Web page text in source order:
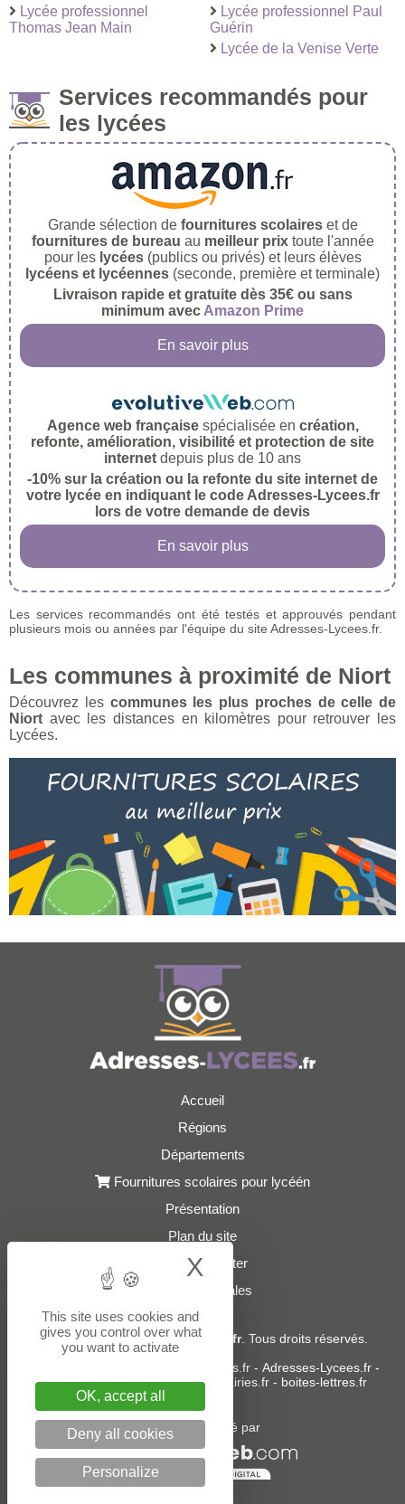
Lycée professionnel
Thomas Jean Main
Lycée professionnel Paul
Guérin
Lycée de la Venise Verte
Services recommandés pour
les lycées
Grande sélection de fournitures scolaireset de
fournitures de bureau au meilleur prixtoute l'année
pour les lycées(publics ou privés) et leurs élèves
lycéens et lycéennes (seconde, première et terminale)
Livraison rapide et gratuite dès 35€ ou sans
minimum avec Amazon Prime
En savoir plus
Agence web françaisespécialisée en création,
refonte, amélioration, visibilité et protection de site
internet depuis plus de 10 ans
-10% sur la création ou la refonte du site internet de
votre lycée en indiquant le code Adresses-Lycees.fr
lors de votre demande de devis
En savoir plus
Les services recommandés ont été testés et approuvés pendant
plusieurs mois ou années par l'équipe du site Adresses-Lycees.fr.
Les communes à proximité de Niort
Découvrez les communes les plus proches de celle de
Niort avec les distances en kilomètres pour retrouver les
Lycées.
Accueil
Régions
Départements
Fournitures scolaires pour lycéén
Présentation
Plan du site
Nous contacter
Mentions légales
© 2021 - 2026Adresses-Lycees.fr. Tous droits réservés.
donneespubliques.fr- Adresses-Lycees.fr-
Adresses-Ecoles.fr-Adresses-Mairies.fr- boites-lettres.fr
Un service édité par
This site uses cookies and
gives you control over what
you want to activate
OK, accept all
Deny all cookies
Personalize
X Hide cookie